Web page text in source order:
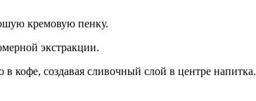
кремовую пенку.
экстракции.
кофе, создавая сливочный слой в центре напитка.